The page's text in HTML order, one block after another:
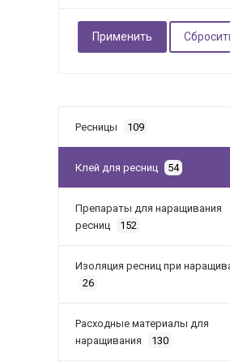
Ресницы 109
Клей для ресниц 54
Препараты для наращивания
ресниц
152
Изоляция ресниц при
26
Расходные материалы для
наращивания
130